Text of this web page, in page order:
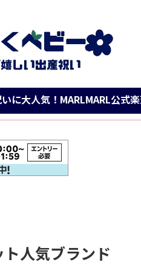
！MARLMARL公式楽天に登場！
ト人気ブランド